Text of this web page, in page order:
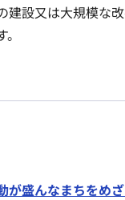
建設又は大規模な
が盛んなまちをめ